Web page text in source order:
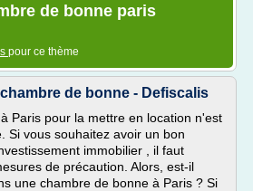
de bonne paris
pour ce thème
de bonne - Defiscalis
Paris pour la mettre en location n'est
Si vous souhaitez avoir un bon
immobilier , il faut
de précaution. Alors, est-il
une chambre de bonne à Paris ? Si